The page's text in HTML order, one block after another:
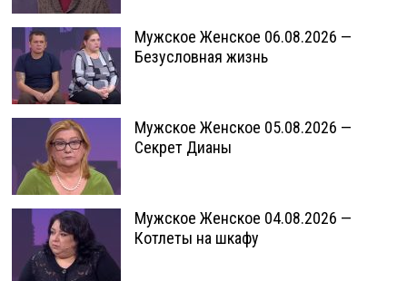
Мужское Женское 06.08.2026 —
Безусловная жизнь
Мужское Женское 05.08.2026 —
Секрет Дианы
Мужское Женское 04.08.2026 —
Котлеты на шкафу